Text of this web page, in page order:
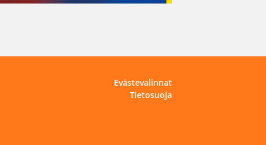
Evästevalinnat
Tietosuoja